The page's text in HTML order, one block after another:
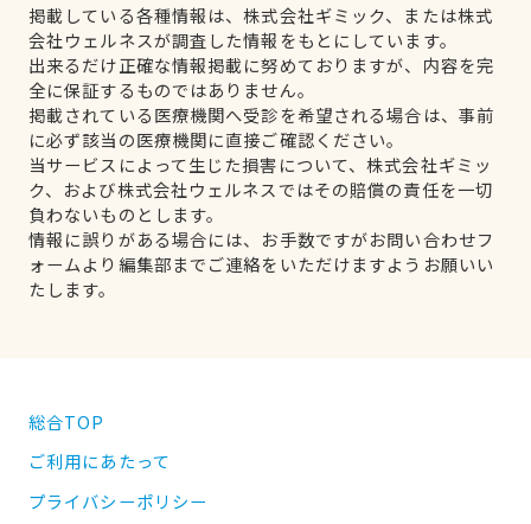
掲載している各種情報は、株式会社ギミック、または株式
会社ウェルネスが調査した情報をもとにしています。
出来るだけ正確な情報掲載に努めておりますが、内容を完
全に保証するものではありません。
掲載されている医療機関へ受診を希望される場合は、事前
に必ず該当の医療機関に直接ご確認ください。
当サービスによって生じた損害について、株式会社ギミッ
ク、および株式会社ウェルネスではその賠償の責任を一切
負わないものとします。
情報に誤りがある場合には、お手数ですがお問い合わせフ
ォームより編集部までご連絡をいただけますようお願いい
たします。
総合TOP
ご利用にあたって
プライバシーポリシー